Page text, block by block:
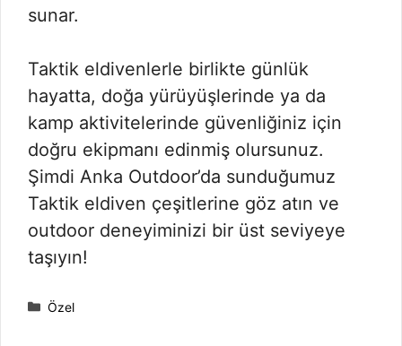
sunar.
Taktik eldivenlerle birlikte günlük
hayatta, doğa yürüyüşlerinde ya da
kamp aktivitelerinde güvenliğiniz için
doğru ekipmanı edinmiş olursunuz.
Şimdi Anka Outdoor’da sunduğumuz
Taktik eldiven çeşitlerine göz atın ve
outdoor deneyiminizi bir üst seviyeye
taşıyın!
Kategoriler
Özel